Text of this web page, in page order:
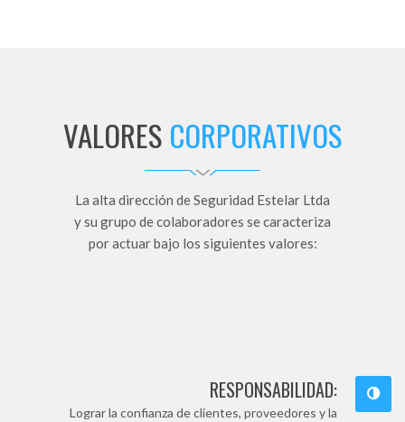
VALORES CORPORATIVOS
La alta dirección de Seguridad Estelar Ltda
y su grupo de colaboradores se caracteriza
por actuar bajo los siguientes valores:
RESPONSABILIDAD:
Lograr la confianza de clientes, proveedores y la